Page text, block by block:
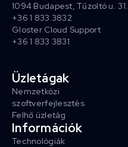
1094 Budapest, Tűzoltó u. 31.
+36 1 833 3832
Gloster Cloud Support
+36 1 833 3831
Üzletágak
Nemzetközi
szoftverfejlesztés
Felhő üzletág
Információk
Technológiák